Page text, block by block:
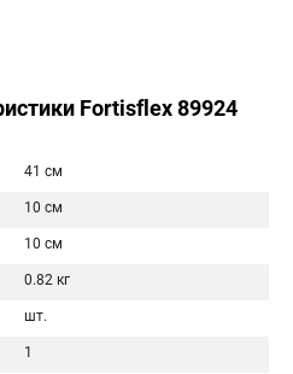
Fortisflex 89924
41 см
10 см
10 см
0.82 кг
шт.
1